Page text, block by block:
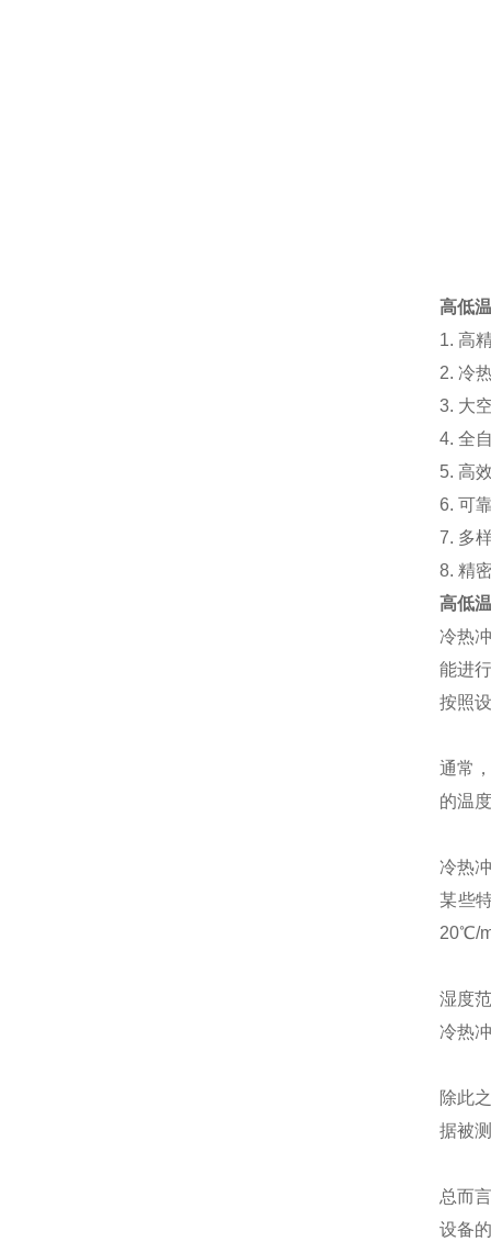
高低
1. 高
2. 冷
3. 大
4. 全
5. 高
6. 可
7. 多
8. 精
高低
冷热
能进
按照
通常
的温
冷热
某些
20℃/
湿度
冷热
除此
据被
总而
设备